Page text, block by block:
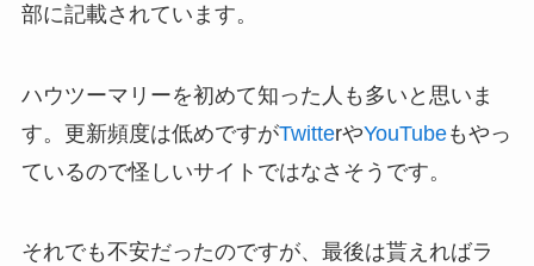
部に記載されています。
ハウツーマリーを初めて知った人も多いと思いま
す。更新頻度は低めですがTwitterやYouTubeもやっ
ているので怪しいサイトではなさそうです。
それでも不安だったのですが、最後は貰えればラ